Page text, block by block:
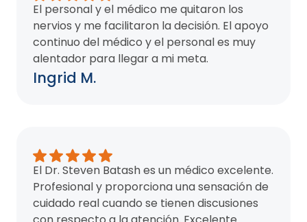
El personal y el médico me quitaron los
nervios y me facilitaron la decisión. El apoyo
continuo del médico y el personal es muy
alentador para llegar a mi meta.
Ingrid M.
El Dr. Steven Batash es un médico excelente.
Profesional y proporciona una sensación de
cuidado real cuando se tienen discusiones